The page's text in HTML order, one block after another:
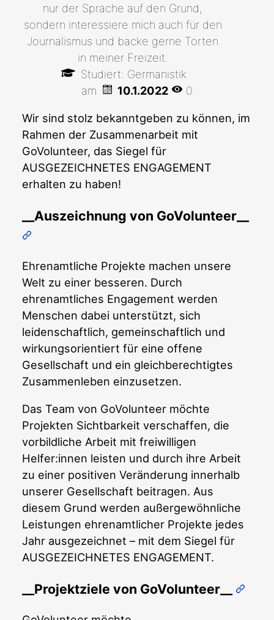
nur der Sprache auf den Grund,
sondern interessiere mich auch für den
Journalismus und backe gerne Torten
in meiner Freizeit.
Studiert: Germanistik
am
10.1.2022 0
Wir sind stolz bekanntgeben zu können, im
Rahmen der Zusammenarbeit mit
GoVolunteer, das Siegel für
AUSGEZEICHNETES ENGAGEMENT
erhalten zu haben!
__Auszeichnung von GoVolunteer__
Ehrenamtliche Projekte machen unsere
Welt zu einer besseren. Durch
ehrenamtliches Engagement werden
Menschen dabei unterstützt, sich
leidenschaftlich, gemeinschaftlich und
wirkungsorientiert für eine offene
Gesellschaft und ein gleichberechtigtes
Zusammenleben einzusetzen.
Das Team von GoVolunteer möchte
Projekten Sichtbarkeit verschaffen, die
vorbildliche Arbeit mit freiwilligen
Helfer:innen leisten und durch ihre Arbeit
zu einer positiven Veränderung innerhalb
unserer Gesellschaft beitragen. Aus
diesem Grund werden außergewöhnliche
Leistungen ehrenamtlicher Projekte jedes
Jahr ausgezeichnet – mit dem Siegel für
AUSGEZEICHNETES ENGAGEMENT.
__Projektziele von GoVolunteer__